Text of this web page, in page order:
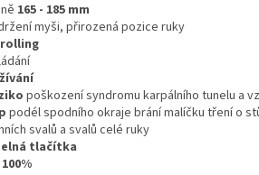
165 - 185 mm
myši, přirozená pozice ruky
poškození syndromu karpálního tunelu a
podél spodního okraje brání malíčku tření o
svalů a svalů celé ruky
tlačítka